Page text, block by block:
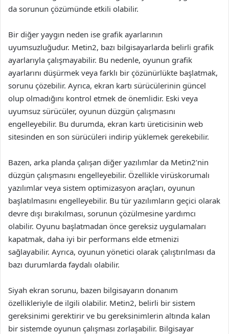
da sorunun çözümünde etkili olabilir.
Bir diğer yaygın neden ise grafik ayarlarının
uyumsuzluğudur. Metin2, bazı bilgisayarlarda belirli grafik
ayarlarıyla çalışmayabilir. Bu nedenle, oyunun grafik
ayarlarını düşürmek veya farklı bir çözünürlükte başlatmak,
sorunu çözebilir. Ayrıca, ekran kartı sürücülerinin güncel
olup olmadığını kontrol etmek de önemlidir. Eski veya
uyumsuz sürücüler, oyunun düzgün çalışmasını
engelleyebilir. Bu durumda, ekran kartı üreticisinin web
sitesinden en son sürücüleri indirip yüklemek gerekebilir.
Bazen, arka planda çalışan diğer yazılımlar da Metin2’nin
düzgün çalışmasını engelleyebilir. Özellikle virüskorumalı
yazılımlar veya sistem optimizasyon araçları, oyunun
başlatılmasını engelleyebilir. Bu tür yazılımların geçici olarak
devre dışı bırakılması, sorunun çözülmesine yardımcı
olabilir. Oyunu başlatmadan önce gereksiz uygulamaları
kapatmak, daha iyi bir performans elde etmenizi
sağlayabilir. Ayrıca, oyunun yönetici olarak çalıştırılması da
bazı durumlarda faydalı olabilir.
Siyah ekran sorunu, bazen bilgisayarın donanım
özellikleriyle de ilgili olabilir. Metin2, belirli bir sistem
gereksinimi gerektirir ve bu gereksinimlerin altında kalan
bir sistemde oyunun çalışması zorlaşabilir. Bilgisayar